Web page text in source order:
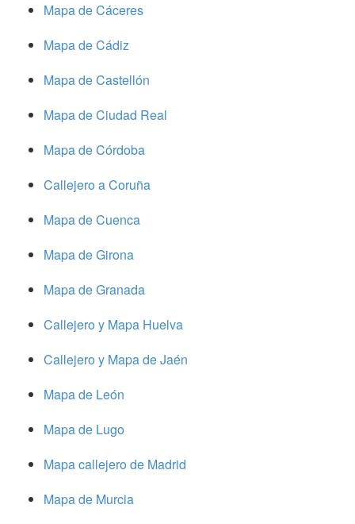
Mapa de Cáceres
Mapa de Cádiz
Mapa de Castellón
Mapa de Ciudad Real
Mapa de Córdoba
Callejero a Coruña
Mapa de Cuenca
Mapa de Girona
Mapa de Granada
Callejero y Mapa Huelva
Callejero y Mapa de Jaén
Mapa de León
Mapa de Lugo
Mapa callejero de Madrid
Mapa de Murcia